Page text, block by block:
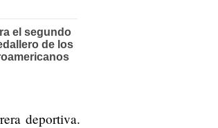
deportiva.